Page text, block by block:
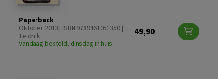
Paperback
Oktober 2013 | ISBN 9789461053350 |
1e druk
Vandaag besteld, dinsdag in huis
49,90